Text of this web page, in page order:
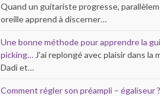
Quand un guitariste progresse,
oreille apprend à discerner…
Une bonne méthode pour apprendre la
picking… J'ai replongé avec plaisir dans la
Dadi et…
Comment régler son préampli – égaliseur ?